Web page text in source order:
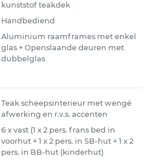
kunststof teakdek
Handbediend
Aluminium raamframes met enkel
glas + Openslaande deuren met
dubbelglas
Teak scheepsinterieur met wengé
afwerking en r.v.s. accenten
6 x vast (1 x 2 pers. frans bed in
voorhut + 1 x 2 pers. in SB-hut + 1 x 2
pers. in BB-hut (kinderhut)